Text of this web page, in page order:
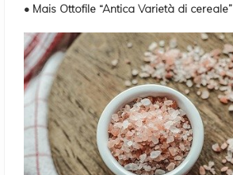
• Mais Ottofile “Antica Varietà di cereale”